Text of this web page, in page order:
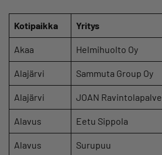
Kotipaikka Yritys
Akaa Helmihuolto Oy
Alajärvi Sammuta Group Oy
Alajärvi JOAN
Alavus Eetu Sippola
Alavus Surupuu